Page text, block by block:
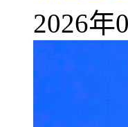
2026年